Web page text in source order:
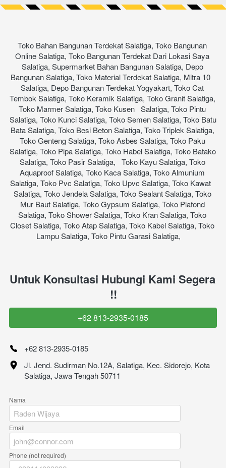
Toko Bahan Bangunan Terdekat Salatiga, Toko Bangunan
Online Salatiga, Toko Bangunan Terdekat Dari Lokasi Saya
Salatiga, Supermarket Bahan Bangunan Salatiga, Depo
Bangunan Salatiga, Toko Material Terdekat Salatiga, Mitra 10
Salatiga, Depo Bangunan Terdekat Yogyakart, Toko Cat
Tembok Salatiga, Toko Keramik Salatiga, Toko Granit Salatiga,
Toko Marmer Salatiga, Toko Kusen   Salatiga, Toko Pintu
Salatiga, Toko Kunci Salatiga, Toko Semen Salatiga, Toko Batu
Bata Salatiga, Toko Besi Beton Salatiga, Toko Triplek Salatiga,
Toko Genteng Salatiga, Toko Asbes Salatiga, Toko Paku
Salatiga, Toko Pipa Salatiga, Toko Habel Salatiga, Toko Batako
Salatiga, Toko Pasir Salatiga,   Toko Kayu Salatiga, Toko
Aquaproof Salatiga, Toko Kaca Salatiga, Toko Almunium
Salatiga, Toko Pvc Salatiga, Toko Upvc Salatiga, Toko Kawat
Salatiga, Toko Jendela Salatiga, Toko Sealant Salatiga, Toko
Mur Baut Salatiga, Toko Gypsum Salatiga, Toko Plafond
Salatiga, Toko Shower Salatiga, Toko Kran Salatiga, Toko
Closet Salatiga, Toko Atap Salatiga, Toko Kabel Salatiga, Toko
Lampu Salatiga, Toko Pintu Garasi Salatiga,
Untuk Konsultasi Hubungi Kami Segera
!!
`+62 813-2935-0185
+62 813-2935-0185
Jl. Jend. Sudirman No.12A, Salatiga, Kec. Sidorejo, Kota
Salatiga, Jawa Tengah 50711
Nama
Email
Phone (not required)